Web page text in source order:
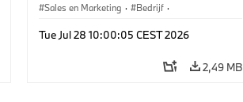
Sales en Marketing · Bedrijf ·
Tue Jul 28 10:00:05 CEST 2026
2,49 MB